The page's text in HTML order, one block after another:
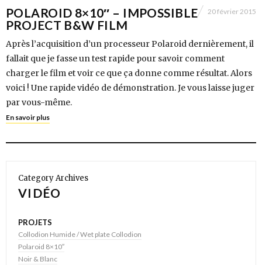
POLAROID 8×10″ – IMPOSSIBLE
PROJECT B&W FILM
20 février 2015
Après l’acquisition d’un processeur Polaroid dernièrement, il
fallait que je fasse un test rapide pour savoir comment
charger le film et voir ce que ça donne comme résultat. Alors
voici ! Une rapide vidéo de démonstration. Je vous laisse juger
par vous-même.
En savoir plus
Category Archives
VIDÉO
PROJETS
Collodion Humide / Wet plate Collodion
Polaroid 8×10″
Noir & Blanc